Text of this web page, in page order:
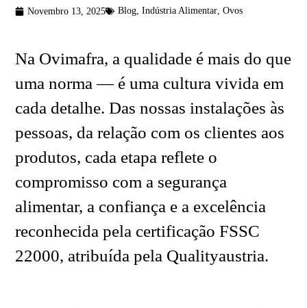
Novembro 13, 2025 Blog,Indústria Alimentar,Ovos
Na Ovimafra, a qualidade é mais do que
uma norma — é uma cultura vivida em
cada detalhe. Das nossas instalações às
pessoas, da relação com os clientes aos
produtos, cada etapa reflete o
compromisso com a segurança
alimentar, a confiança e a excelência
reconhecida pela certificação FSSC
22000, atribuída pela Qualityaustria.